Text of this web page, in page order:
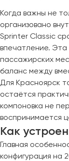
Когда важны не
организовано
Sprinter Classic
впечатление.
пассажирских
баланс между
Для Красноярск
остаётся
компоновка не
воспринимается
Как
Главная
конфигурация на
Набережные
Нижний Новгород
Нижний Тагил
Новокузнецк
Новороссийск
Новосибирск
Омск
Оренбург